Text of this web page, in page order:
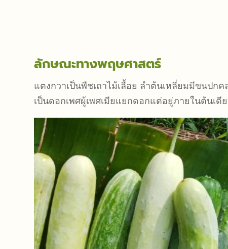
ลักษณะทางพฤษศาสตร์
แตงกวาเป็นพืชเถาไม้เลื้อย ลำต้นเหลี่ยมมีขนปก
เป็นดอกเพศผู้เพศเมียแยกดอกแต่อยู่ภายในต้นเ